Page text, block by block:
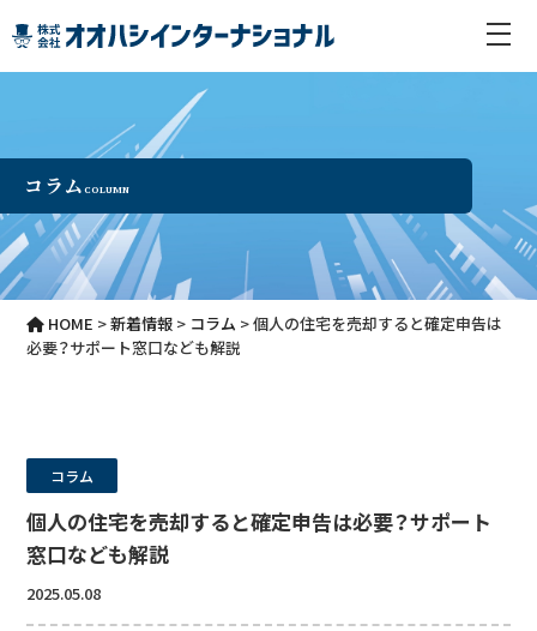
コラム COLUMN
HOME >新着情報 > コラム >個人の住宅を売却すると確定申告は
必要？サポート窓口なども解説
コラム
個人の住宅を売却すると確定申告は必要？サポート
窓口なども解説
2025.05.08